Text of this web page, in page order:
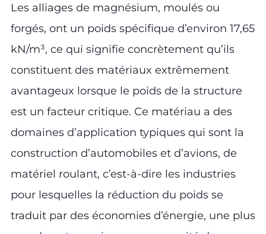
Les alliages de magnésium, moulés ou
forgés, ont un poids spécifique d’environ 17,65
kN/m³, ce qui signifie concrètement qu’ils
constituent des matériaux extrêmement
avantageux lorsque le poids de la structure
est un facteur critique. Ce matériau a des
domaines d’application typiques qui sont la
construction d’automobiles et d’avions, de
matériel roulant, c’est-à-dire les industries
pour lesquelles la réduction du poids se
traduit par des économies d’énergie, une plus